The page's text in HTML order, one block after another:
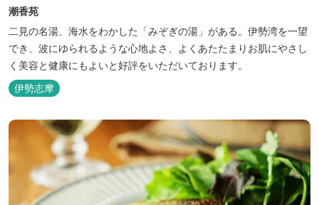
潮香苑
二見の名湯、海水をわかした「みぞぎの湯」がある。伊勢湾を一望
でき、波にゆられるような心地よさ、よくあたたまりお肌にやさし
く美容と健康にもよいと好評をいただいております。
伊勢志摩